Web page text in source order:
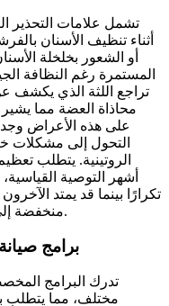
تشمل علامات التحذير
أثناء تنظيف الأسنان
أو الشعور بخلخلة
المستمرة رغم النظافة
تراجع اللثة الذي يكشف
محاذاة العضة مما
على هذه الأعراض
التحول إلى مشكلات
الروتينية. يتطلب
أشهر التوصية
تكرارًا بينما قد يمتد
منخفضة إلى فترات أربعة أشهر تحت إشراف مهني.
برامج
تدرك البرامج
مختلف، مما يتطلب